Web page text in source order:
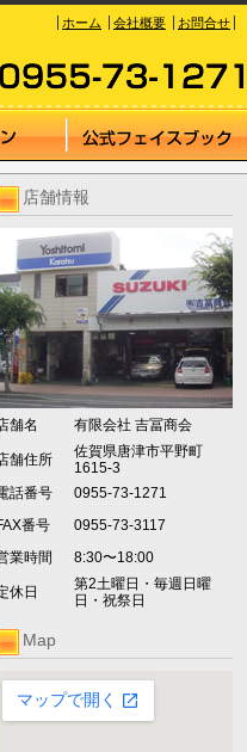
ホーム 会社概要 お問合せ
店舗情報
舗名 有限会社 吉冨商会
舗住所
佐賀県唐津市平野町
1615-3
話番号
0955-73-1271
番号
0955-73-3117
業時間
8:30〜18:00
休日
第2土曜日・毎週日曜
日・祝祭日
Map